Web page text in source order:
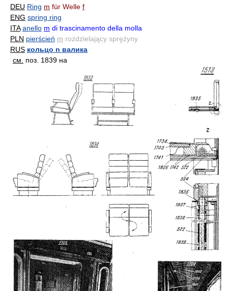
DEU Ring m für Welle f
ENG spring ring
ITA anello m di trascinamento della molla
PLN pierścień m rozdzielający sprężyny
RUS кольцо n валика
см. поз. 1839 на